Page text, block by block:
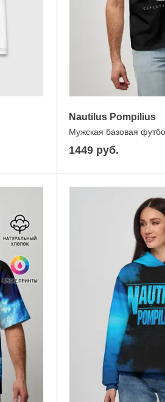
Nautilus Pompilius
Мужская базовая
1449 руб.